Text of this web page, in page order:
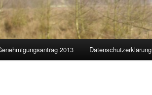
2013 Datenschutzerklärung